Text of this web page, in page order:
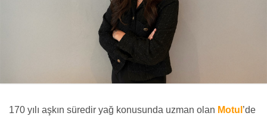
170 yılı aşkın süredir yağ konusunda uzman olan Motul ’de